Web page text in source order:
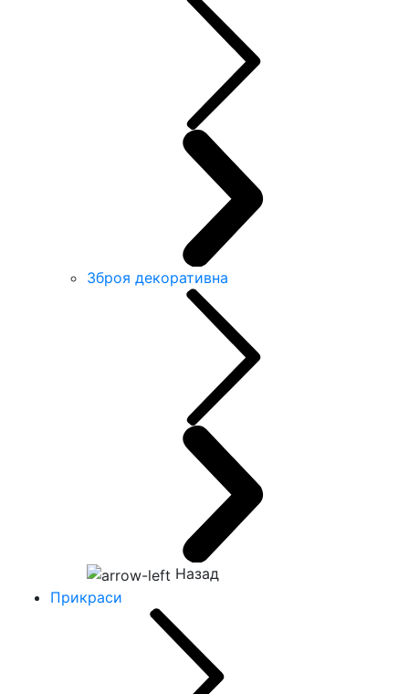
Зброя декоративна
Назад
Прикраси